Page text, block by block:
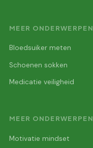
MEER ONDERWERPEN
Bloedsuiker meten
Schoenen sokken
Medicatie veiligheid
MEER ONDERWERPEN
Motivatie mindset